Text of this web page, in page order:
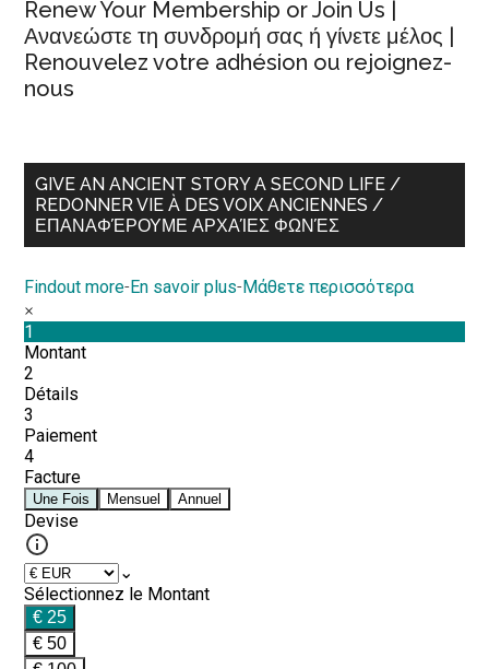
Renew Your Membership or Join Us |
Ανανεώστε τη συνδρομή σας ή γίνετε μέλος |
Renouvelez votre adhésion ou rejoignez-
nous
GIVE AN ANCIENT STORY A SECOND LIFE /
REDONNER VIE À DES VOIX ANCIENNES /
ΕΠΑΝΑΦΈΡΟΥΜΕ ΑΡΧΑΊΕΣ ΦΩΝΈΣ
Findout more-En savoir plus-Μάθετε περισσότερα